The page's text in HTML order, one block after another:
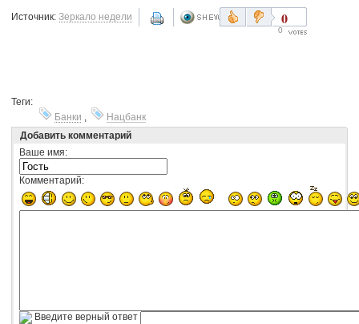
Источник: Зеркало недели 0
0
Теги:
Банки ,
Нацбанк
Добавить комментарий
Ваше имя:
Комментарий:
Введите верный ответ